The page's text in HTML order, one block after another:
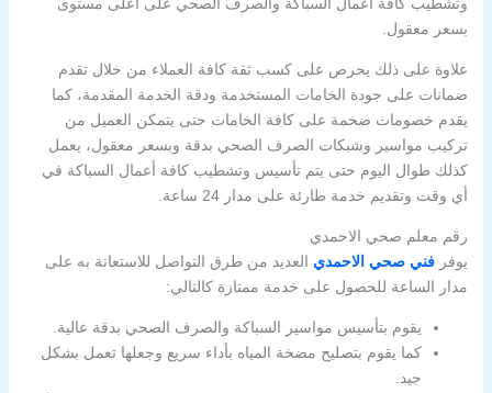
بسعر معقول.
علاوة على ذلك يحرص على كسب ثقة كافة العملاء من خلال تقدم
ضمانات على جودة الخامات المستخدمة ودقة الخدمة المقدمة، كما
يقدم خصومات ضخمة على كافة الخامات حتى يتمكن العميل من
تركيب مواسير وشبكات الصرف الصحي بدقة وبسعر معقول، يعمل
كذلك طوال اليوم حتى يتم تأسيس وتشطيب كافة أعمال السباكة في
أي وقت وتقديم خدمة طارئة على مدار 24 ساعة.
رقم معلم صحي الاحمدي
يوفر فني صحي الاحمدي العديد من طرق التواصل للاستعانة به على
مدار الساعة للحصول على خدمة ممتازة كالتالي:
يقوم بتأسيس مواسير السباكة والصرف الصحي بدقة عالية.
كما يقوم بتصليح مضخة المياه بأداء سريع وجعلها تعمل بشكل
جيد.